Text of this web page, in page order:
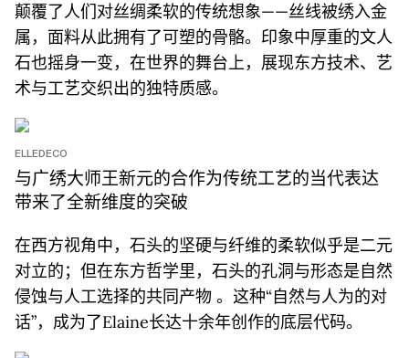
颠覆了人们对丝绸柔软的传统想象——丝线被绣入金
属，面料从此拥有了可塑的骨骼。印象中厚重的文人
石也摇身一变，在世界的舞台上，展现东方技术、艺
术与工艺交织出的独特质感。
ELLEDECO
与广绣大师王新元的合作为传统工艺的当代表达
带来了全新维度的突破
在西方视角中，石头的坚硬与纤维的柔软似乎是二元
对立的；但在东方哲学里，石头的孔洞与形态是自然
侵蚀与人工选择的共同产物 。这种“自然与人为的对
话”，成为了Elaine长达十余年创作的底层代码。